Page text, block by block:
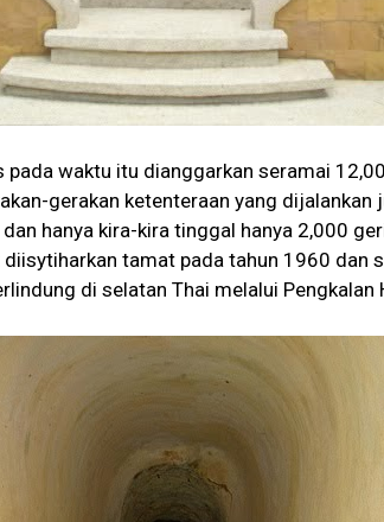
pada waktu itu dianggarkan seramai
gerakan ketenteraan yang dijalankan
hanya kira-kira tinggal hanya 2,000
tamat pada tahun 1960 dan
di selatan Thai melalui Pengkalan